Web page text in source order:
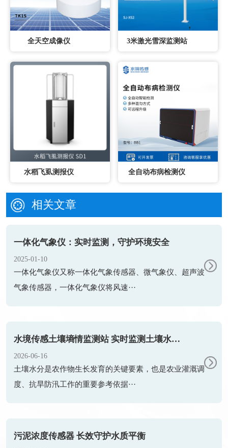
全天空成像仪 3米激光雪深监测站
水稻飞虱测报仪 全自动布病检测仪
相关文章
一体化气象仪：实时监测，守护环境安全
2025-01-10
一体化气象仪又称一体化气象传感器、微气象仪、超声波
气象传感器，一体化气象仪将风速···
水境传感土壤墒情监测站 实时监测土壤水情 助力节水灌溉与抗旱保收
2026-06-16
土壤水分是农作物生长发育的关键要素，也是农业灌溉调
度、抗旱防汛工作的重要参考依据···
污泥浓度传感器 长效守护水质平衡